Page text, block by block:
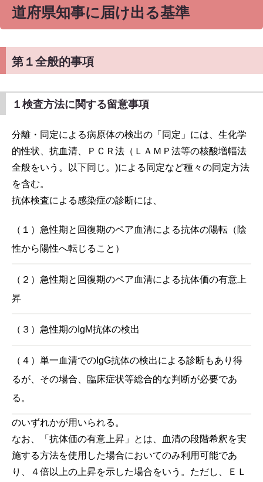
道府県知事に届け出る基準
第１全般的事項
１検査方法に関する留意事項
分離・同定による病原体の検出の「同定」には、生化学
的性状、抗血清、ＰＣＲ法（ＬＡＭＰ法等の核酸増幅法
全般をいう。以下同じ。)による同定など種々の同定方法
を含む。
抗体検査による感染症の診断には、
（１）急性期と回復期のペア血清による抗体の陽転（陰
性から陽性へ転じること）
（２）急性期と回復期のペア血清による抗体価の有意上
昇
（３）急性期のIgM抗体の検出
（４）単一血清でのIgG抗体の検出による診断もあり得
るが、その場合、臨床症状等総合的な判断が必要であ
る。
のいずれかが用いられる。
なお、「抗体価の有意上昇」とは、血清の段階希釈を実
施する方法を使用した場合においてのみ利用可能であ
り、４倍以上の上昇を示した場合をいう。ただし、ＥＬ